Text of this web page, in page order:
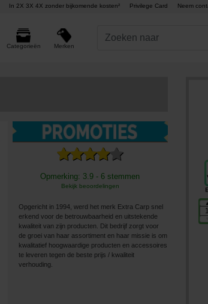
In 2X 3X 4X zonder bijkomende kosten² Privilege Card Neem
Categorieën Merken
Opmerking: 3.9 - 6 stemmen
Bekijk beoordelingen
Opgericht in 1994, werd het merk Extra Carp snel
erkend voor de betrouwbaarheid en uitstekende
kwaliteit van zijn producten. Dit bedrijf zorgt voor
de groei van haar assortiment en haar missie is om
kwalitatief hoogwaardige producten en accessoires
te leveren tegen de beste prijs / kwaliteit
verhouding.
▲